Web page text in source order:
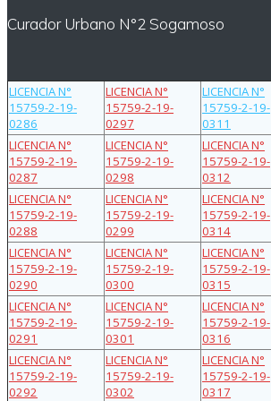
Curador Urbano N°2 Sogamoso
LICENCIA N°
15759-2-19-
0286
LICENCIA N°
15759-2-19-
0297
LICENCIA N°
15759-2-19-
0311
LICENCIA N°
15759-2-19-
0287
LICENCIA N°
15759-2-19-
0298
LICENCIA N°
15759-2-19-
0312
LICENCIA N°
15759-2-19-
0288
LICENCIA N°
15759-2-19-
0299
LICENCIA N°
15759-2-19-
0314
LICENCIA N°
15759-2-19-
0290
LICENCIA N°
15759-2-19-
0300
LICENCIA N°
15759-2-19-
0315
LICENCIA N°
15759-2-19-
0291
LICENCIA N°
15759-2-19-
0301
LICENCIA N°
15759-2-19-
0316
LICENCIA N°
15759-2-19-
0292
LICENCIA N°
15759-2-19-
0302
LICENCIA N°
15759-2-19-
0317